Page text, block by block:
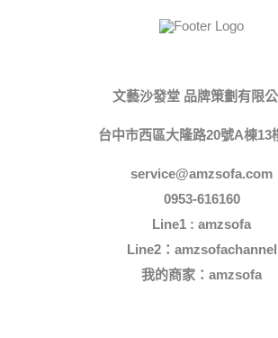
文藝沙發堂 品牌策劃有限
台中市西區大隆路20號A棟13
service@amzsofa.com
0953-616160
Line1 : amzsofa
Line2：amzsofachannel
我的商家： amzsofa